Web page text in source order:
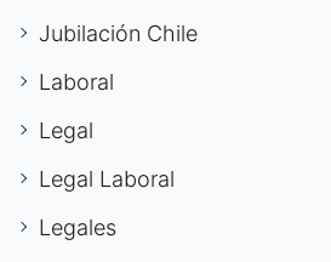
Jubilación Chile
Laboral
Legal
Legal Laboral
Legales